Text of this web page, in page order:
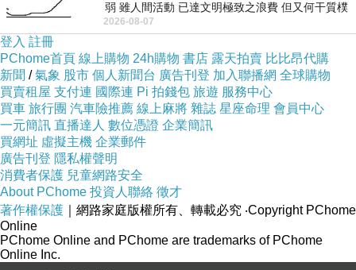
歡漫畫的話，那麼‥希望妳能夠多多努力加油喔！
在此，給妳一個「愛的鼓勵」‥
啪啪！啪啪啪！啪啪啪啪！啪啪！
若「漫畫」是琬婷的才華、興趣，那麼‥就多
加學習、多加發揮，有朝一日，一定會有所成就
的！
琬婷可試著，把所見所聞的一些趣事，把它給
畫下來，不但可以「自得其樂」，而且，還可以給
予別人，分享快樂呢！
記得‥琬婷有好幾個姊姊吧!? 姊妹之間，相
信常會吵吵鬧鬧，或是鬧笑話，這些，都是很好的
「題材」，平常就用紙筆，簡單的記錄下來，日
後，就可以「借題發揮」啦！
（下次來信，不妨介紹一下，妳的姊妹們，那
弱 雖人間活動 已達文明極致之浪費 但又何干質樸
者 只能白白陪葬
2026-08-07
登入 註冊
PChome首頁 線上購物 24h購物 書店 露天拍賣 比比昂代購
新聞 /氣象 股市 個人新聞台 廣告刊登 加入聯播網 全球購物
買賣租屋 支付連 國際連 Pi 拍錢包 旅遊 服務中心
買車 旅行團 汽車險推薦 線上麻將 雜誌 星座命理 會員中心
一元簡訊 直播達人 數位憑證 企業簡訊
買網址 虛擬主機 企業郵件
廣告刊登 隱私權聲明
消費者保護 兒童網路安全
About PChome 投資人聯絡 徵才
著作權保護 ｜網路家庭版權所有、轉載必究 ‧Copyright PChome
Online
PChome Online and PChome are trademarks of PChome
Online Inc.